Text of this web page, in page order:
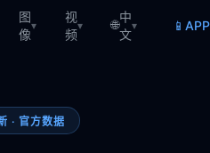
图
像
▾
视
频
▾ 🌐
中
文
▾ 📱
· 官方数据